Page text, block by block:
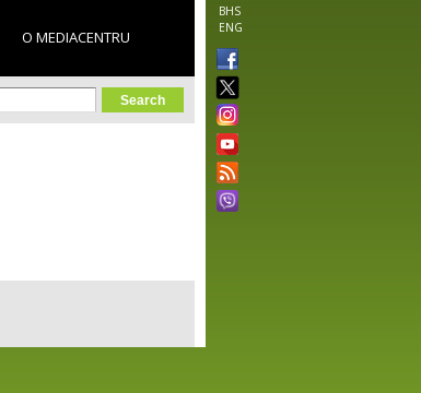
BHS
ENG
O MEDIACENTRU